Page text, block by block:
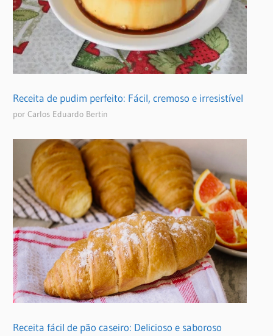
Receita de pudim perfeito: Fácil, cremoso e irresistível
por Carlos Eduardo Bertin
Receita fácil de pão caseiro: Delicioso e saboroso